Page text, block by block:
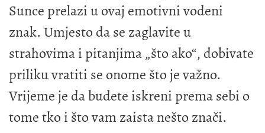
Sunce prelazi u ovaj emotivni vodeni
znak. Umjesto da se zaglavite u
strahovima i pitanjima „što ako“, dobivate
priliku vratiti se onome što je važno.
Vrijeme je da budete iskreni prema sebi o
tome tko i što vam zaista nešto znači.